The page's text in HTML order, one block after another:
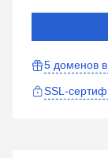
5 доменов
SSL-